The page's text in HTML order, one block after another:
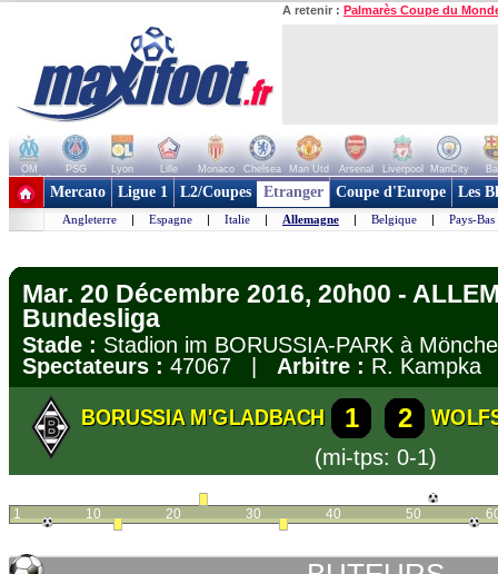
A retenir : Palmarès Coupe du
OM PSG Lyon Lille Monaco Chelsea Man Utd Arsenal Liverpool ManCity
+ de clubs
Mercato Ligue 1 L2/Coupes Etranger Coupe d'Europe Les
Angleterre | Espagne | Italie | Allemagne | Belgique | Pays-Bas
Mar. 20 Décembre 2016, 20h00 -
Bundesliga
Stade : Stadion im BORUSSIA-PARK à
Spectateurs : 47067 | Arbitre : R. Kampka
BORUSSIA M'GLADBACH 1 2
(mi-tps: 0-1)
1 10 20 30 40 50